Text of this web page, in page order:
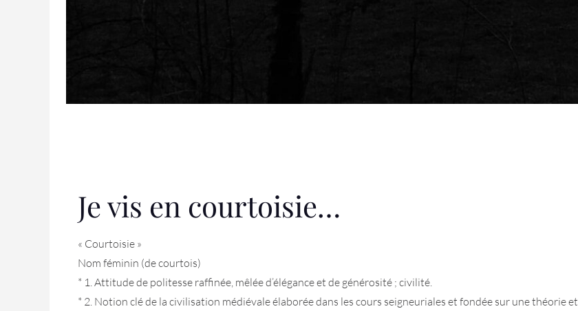
Je vis en courtoisie…
« Courtoisie »
Nom féminin (de courtois)
* 1. Attitude de politesse raffinée, mêlée d’élégance et de générosité ; civilité.
* 2. Notion clé de la civilisation médiévale élaborée dans les cours seigneuriales et fondée sur une théorie et